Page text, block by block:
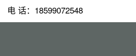
电 话：18599072548